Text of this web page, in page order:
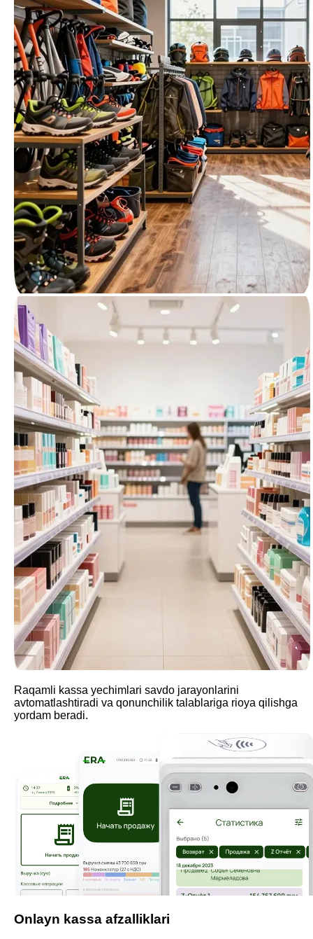
Raqamli kassa yechimlari savdo jarayonlarini
avtomatlashtiradi va qonunchilik talablariga rioya qilishga
yordam beradi.
Onlayn kassa afzalliklari